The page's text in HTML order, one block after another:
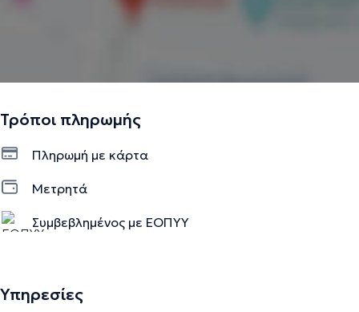
Τρόποι πληρωμής
Πληρωμή με κάρτα
Μετρητά
Συμβεβλημένος με ΕΟΠΥΥ
Υπηρεσίες